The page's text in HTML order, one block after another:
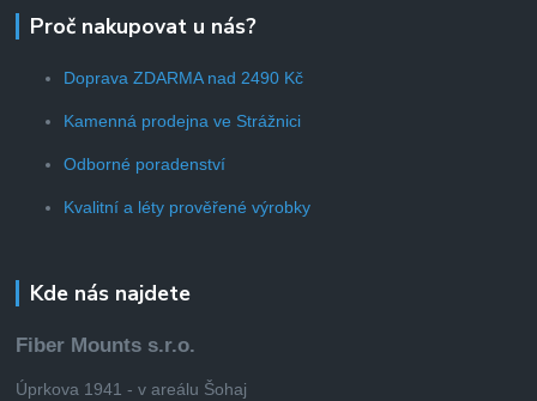
Proč nakupovat u nás?
Doprava ZDARMA nad 2490 Kč
Kamenná prodejna ve Strážnici
Odborné poradenství
Kvalitní a léty prověřené výrobky
Kde nás najdete
Fiber Mounts s.r.o.
Úprkova 1941 - v areálu Šohaj